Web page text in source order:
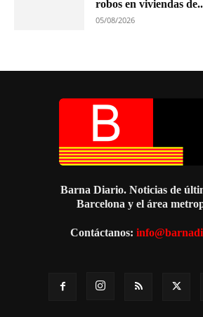
robos en viviendas
05/08/2026
Barna Diario. Noticias de
Barcelona y el área
Contáctanos: